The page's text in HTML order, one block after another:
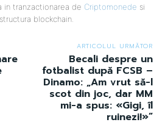
in tranzactionarea de Criptomonede si
blockchain.
ARTICOLUL URMĂTOR
Becali despre un
fotbalist după FCSB –
Dinamo: „Am vrut să-l
scot din joc, dar MM
mi-a spus: «Gigi, îl
ruinezi!»”